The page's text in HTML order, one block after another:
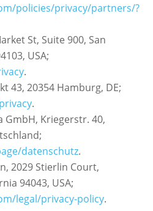
policies/privacy/partners/?
St, Suite 900, San
USA;
.
43, 20354 Hamburg, DE;
.
GmbH, Kriegerstr. 40,
datenschutz.
2029 Stierlin Court,
94043, USA;
legal/privacy-policy.